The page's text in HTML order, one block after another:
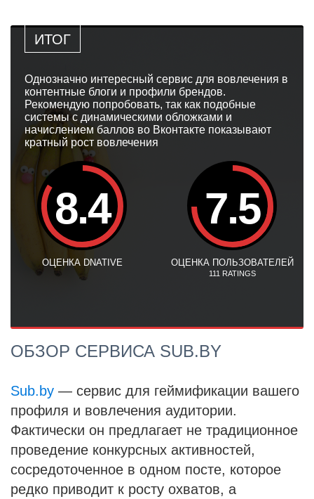
ИТОГ
Однозначно интересный сервис для вовлечения в
контентные блоги и профили брендов.
Рекомендую попробовать, так как подобные
системы с динамическими обложками и
начислением баллов во Вконтакте показывают
кратный рост вовлечения
8.4
ОЦЕНКА DNATIVE
7.5
ОЦЕНКА ПОЛЬЗОВАТЕЛЕЙ
111 RATINGS
ОБЗОР СЕРВИСА SUB.BY
Sub.by — сервис для геймификации вашего
профиля и вовлечения аудитории.
Фактически он предлагает не традиционное
проведение конкурсных активностей,
сосредоточенное в одном посте, которое
редко приводит к росту охватов, а